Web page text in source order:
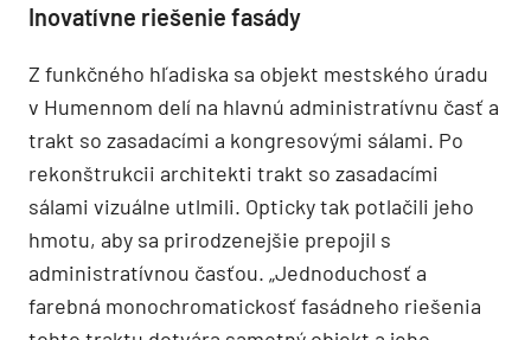
Inovatívne riešenie fasády
Z funkčného hľadiska sa objekt mestského úradu
v Humennom delí na hlavnú administratívnu časť a
trakt so zasadacími a kongresovými sálami. Po
rekonštrukcii architekti trakt so zasadacími
sálami vizuálne utlmili. Opticky tak potlačili jeho
hmotu, aby sa prirodzenejšie prepojil s
administratívnou časťou. „Jednoduchosť a
farebná monochromatickosť fasádneho riešenia